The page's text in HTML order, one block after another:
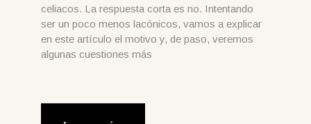
celiacos. La respuesta corta es no. Intentando
ser un poco menos lacónicos, vamos a explicar
en este artículo el motivo y, de paso, veremos
algunas cuestiones más